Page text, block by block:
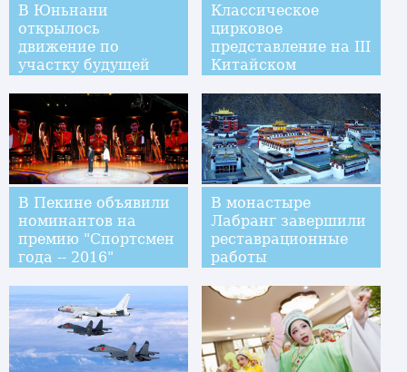
В Юньнани
открылось
движение по
участку будущей
железнодорожной
магистрали
Куньмин -- Юйси
Классическое
цирковое
представление на III
Китайском
акробатического
искусства в Лояне
В Пекине объявили
номинантов на
премию "Спортсмен
года -- 2016"
В монастыре
Лабранг завершили
реставрационные
работы